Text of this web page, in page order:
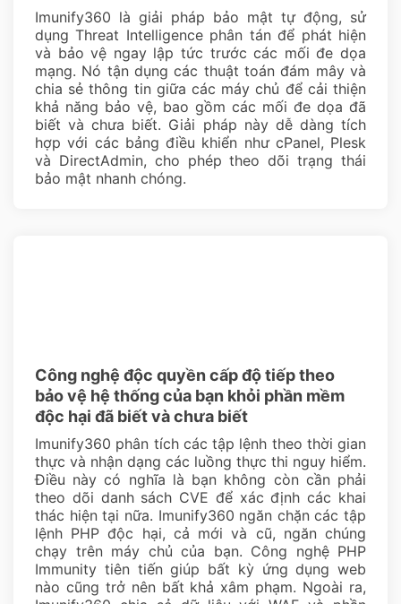
Imunify360 là giải pháp bảo mật tự động, sử
dụng Threat Intelligence phân tán để phát hiện
và bảo vệ ngay lập tức trước các mối đe dọa
mạng. Nó tận dụng các thuật toán đám mây và
chia sẻ thông tin giữa các máy chủ để cải thiện
khả năng bảo vệ, bao gồm các mối đe dọa đã
biết và chưa biết. Giải pháp này dễ dàng tích
hợp với các bảng điều khiển như cPanel, Plesk
và DirectAdmin, cho phép theo dõi trạng thái
bảo mật nhanh chóng.
Công nghệ độc quyền cấp độ tiếp theo
bảo vệ hệ thống của bạn khỏi phần mềm
độc hại đã biết và chưa biết
Imunify360 phân tích các tập lệnh theo thời gian
thực và nhận dạng các luồng thực thi nguy hiểm.
Điều này có nghĩa là bạn không còn cần phải
theo dõi danh sách CVE để xác định các khai
thác hiện tại nữa. Imunify360 ngăn chặn các tập
lệnh PHP độc hại, cả mới và cũ, ngăn chúng
chạy trên máy chủ của bạn. Công nghệ PHP
Immunity tiên tiến giúp bất kỳ ứng dụng web
nào cũng trở nên bất khả xâm phạm. Ngoài ra,